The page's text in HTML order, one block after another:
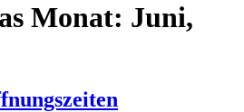
Monat: Juni,